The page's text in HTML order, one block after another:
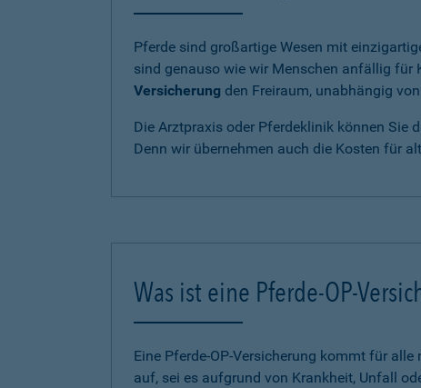
Pferde sind großartige Wesen mit
sind genauso wie wir Menschen anfällig für
Versicherung den Freiraum, unabhängig
Die Arztpraxis oder Pferdeklinik können Sie
Denn wir übernehmen auch die Kosten für
Was ist eine Pferde-OP-
Eine Pferde-OP-Versicherung kommt für
auf, sei es aufgrund von Krankheit, Unfall